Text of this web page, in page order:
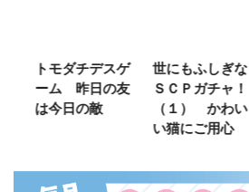
トモダチデスゲ
ーム 昨日の友
は今日の敵
世にもふしぎな
ＳＣＰガチャ！
（１） かわい
い猫にご用心